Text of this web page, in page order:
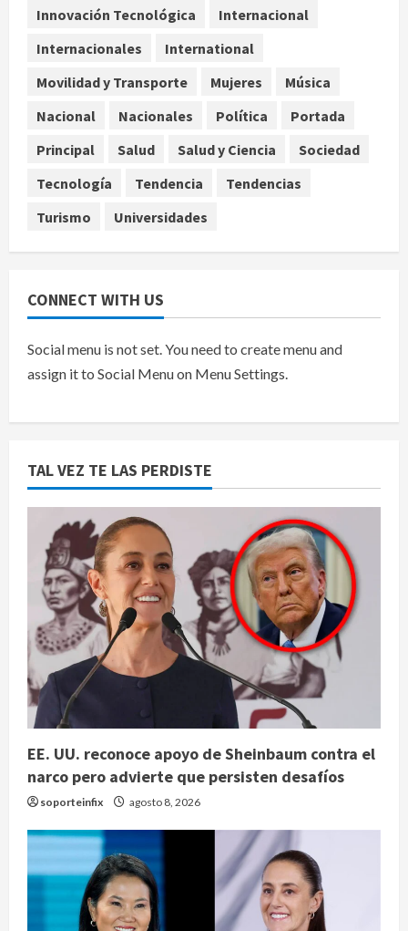
4
aguacate desde México
agosto 8, 2026
Rolex al equipo de Junior H en el
AICM
Innovación Tecnológica
Internacional
Internacionales
International
Movilidad y Transporte
Mujeres
Música
Nacional
Nacionales Política
Portada
Principal
Salud Salud y Ciencia
Sociedad
Tecnología
Tendencia
Tendencias
Turismo
Universidades
CONNECT WITH US
Social menu is not set. You need to create menu and
assign it to Social Menu on Menu Settings.
TAL VEZ TE LAS PERDISTE
EE. UU. reconoce apoyo de Sheinbaum contra el
narco pero advierte que persisten desafíos
soporteinfix agosto 8, 2026